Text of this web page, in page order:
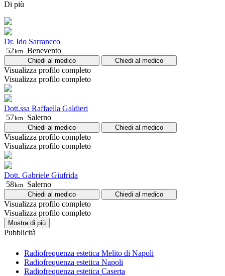
Di più
Dr. Ido Sarrancco
52km Benevento
Chiedi al medico Chiedi al medico
Visualizza profilo completo
Visualizza profilo completo
Dott.ssa Raffaella Galdieri
57km Salerno
Chiedi al medico Chiedi al medico
Visualizza profilo completo
Visualizza profilo completo
Dott. Gabriele Giufrida
58km Salerno
Chiedi al medico Chiedi al medico
Visualizza profilo completo
Visualizza profilo completo
Mostra di più
Pubblicità
Radiofrequenza estetica Melito di Napoli
Radiofrequenza estetica Napoli
Radiofrequenza estetica Caserta